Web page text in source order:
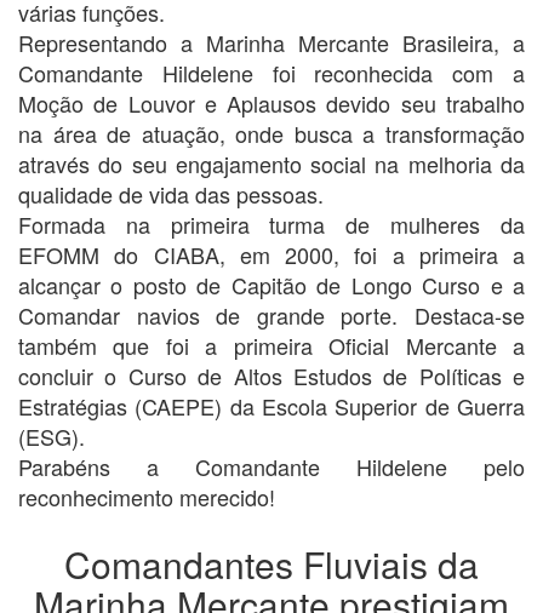
várias funções.
Representando a Marinha Mercante Brasileira, a
Comandante Hildelene foi reconhecida com a
Moção de Louvor e Aplausos devido seu trabalho
na área de atuação, onde busca a transformação
através do seu engajamento social na melhoria da
qualidade de vida das pessoas.
Formada na primeira turma de mulheres da
EFOMM do CIABA, em 2000, foi a primeira a
alcançar o posto de Capitão de Longo Curso e a
Comandar navios de grande porte. Destaca-se
também que foi a primeira Oficial Mercante a
concluir o Curso de Altos Estudos de Políticas e
Estratégias (CAEPE) da Escola Superior de Guerra
(ESG).
Parabéns a Comandante Hildelene pelo
reconhecimento merecido!
Comandantes Fluviais da